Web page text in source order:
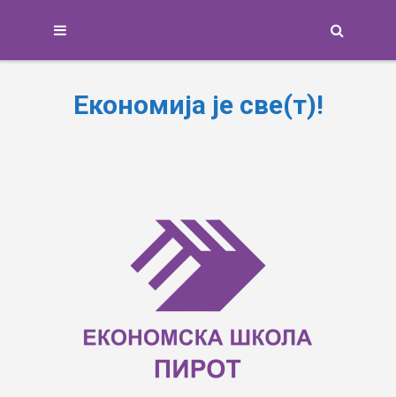
Економија је све(т)!